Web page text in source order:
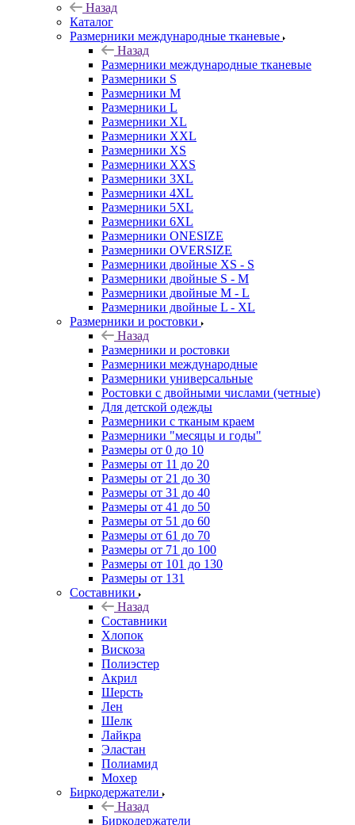
Назад
Каталог
Размерники международные тканевые
Назад
Размерники международные тканевые
Размерники S
Размерники M
Размерники L
Размерники XL
Размерники XXL
Размерники XS
Размерники XXS
Размерники 3XL
Размерники 4XL
Размерники 5XL
Размерники 6XL
Размерники ONESIZE
Размерники OVERSIZE
Размерники двойные XS - S
Размерники двойные S - M
Размерники двойные M - L
Размерники двойные L - XL
Размерники и ростовки
Назад
Размерники и ростовки
Размерники международные
Размерники универсальные
Ростовки с двойными числами (четные)
Для детской одежды
Размерники с тканым краем
Размерники "месяцы и годы"
Размеры от 0 до 10
Размеры от 11 до 20
Размеры от 21 до 30
Размеры от 31 до 40
Размеры от 41 до 50
Размеры от 51 до 60
Размеры от 61 до 70
Размеры от 71 до 100
Размеры от 101 до 130
Размеры от 131
Составники
Назад
Составники
Хлопок
Вискоза
Полиэстер
Акрил
Шерсть
Лен
Шелк
Лайкра
Эластан
Полиамид
Мохер
Биркодержатели
Назад
Биркодержатели